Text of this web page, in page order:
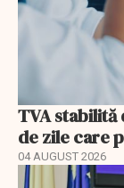
TVA stabilită
de zile care
04 AUGUST 2026